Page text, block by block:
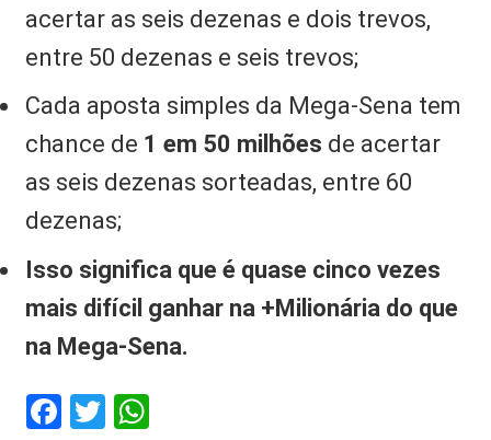
acertar as seis dezenas e dois trevos,
entre 50 dezenas e seis trevos;
Cada aposta simples da Mega-Sena tem
chance de 1 em 50 milhões de acertar
as seis dezenas sorteadas, entre 60
dezenas;
Isso significa que é quase cinco vezes
mais difícil ganhar na +Milionária do que
na Mega-Sena.
Facebook
Twitter